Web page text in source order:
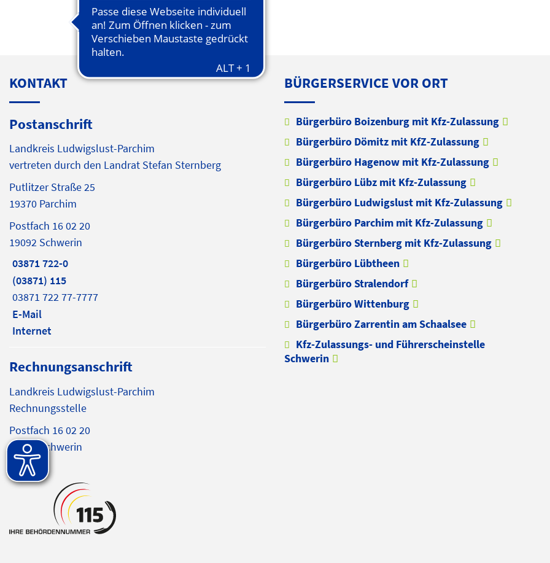
KONTAKT
Postanschrift
Landkreis Ludwigslust-Parchim
vertreten durch den Landrat Stefan Sternberg
Putlitzer Straße 25
19370 Parchim
Postfach 16 02 20
19092 Schwerin
03871 722-0
(03871) 115
03871 722 77-7777
E-Mail
Internet
Rechnungsanschrift
Landkreis Ludwigslust-Parchim
Rechnungsstelle
Postfach 16 02 20
19092 Schwerin
E-Mail
BÜRGERSERVICE VOR ORT
Bürgerbüro Boizenburg mit Kfz-Zulassung
Bürgerbüro Dömitz mit KfZ-Zulassung
Bürgerbüro Hagenow mit Kfz-Zulassung
Bürgerbüro Lübz mit Kfz-Zulassung
Bürgerbüro Ludwigslust mit Kfz-Zulassung
Bürgerbüro Parchim mit Kfz-Zulassung
Bürgerbüro Sternberg mit Kfz-Zulassung
Bürgerbüro Lübtheen
Bürgerbüro Stralendorf
Bürgerbüro Wittenburg
Bürgerbüro Zarrentin am Schaalsee
Kfz-Zulassungs- und Führerscheinstelle
Schwerin